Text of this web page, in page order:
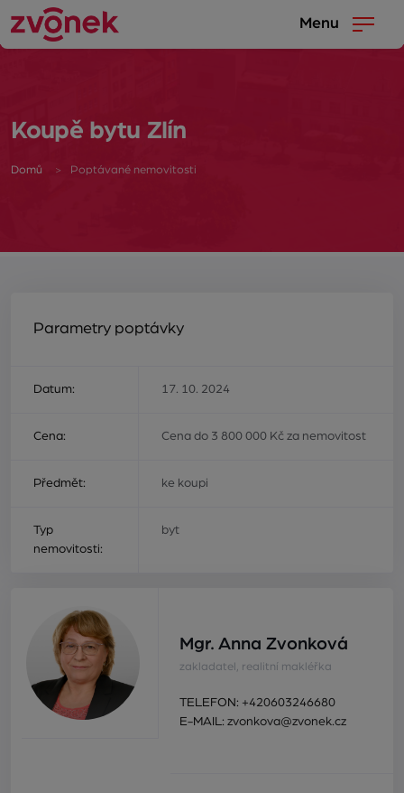
Menu
Koupě bytu Zlín
Domů Poptávané nemovitosti
Parametry poptávky
Datum: 17. 10. 2024
Cena: Cena do 3 800 000 Kč za nemovitost
Předmět: ke koupi
Typ
nemovitosti:
byt
Mgr. Anna Zvonková
zakladatel, realitní makléřka
TELEFON: +420603246680
E-MAIL: zvonkova@zvonek.cz